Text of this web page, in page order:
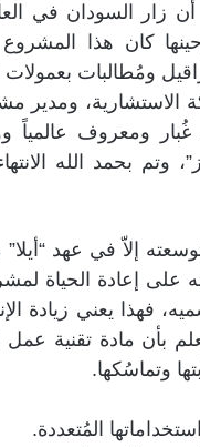
كان هذا المشروع
ومُطالبات بعمولات
ومدير
ومعروف عالمياً
وتم بحمد الله
إلاّ في عهد “أيلا”
على إعادة الحياة
فهذا يعني زيادة
بأن مادة تقنية
وتماسُكها.